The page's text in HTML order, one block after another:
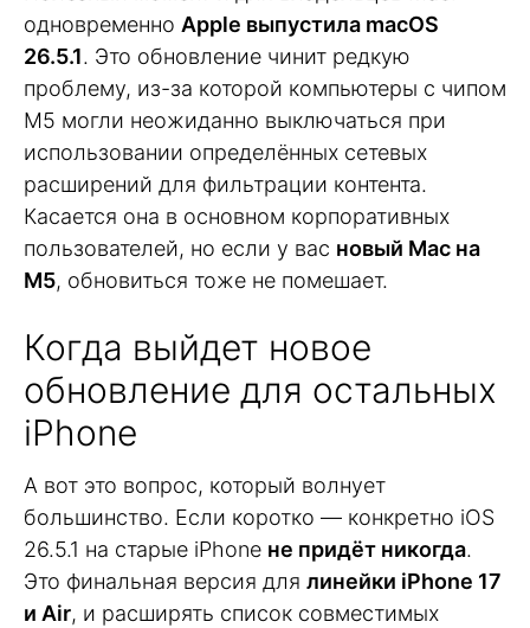
одновременно Apple выпустила macOS
26.5.1. Это обновление чинит редкую
проблему, из-за которой компьютеры с чипом
M5 могли неожиданно выключаться при
использовании определённых сетевых
расширений для фильтрации контента.
Касается она в основном корпоративных
пользователей, но если у вас новый Mac на
M5, обновиться тоже не помешает.
Когда выйдет новое
обновление для остальных
iPhone
А вот это вопрос, который волнует
большинство. Если коротко — конкретно iOS
26.5.1 на старые iPhone не придёт никогда.
Это финальная версия для линейки iPhone 17
и Air, и расширять список совместимых